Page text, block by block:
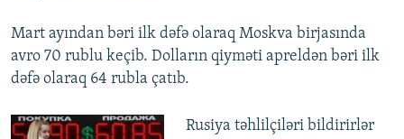
Mart ayından bəri ilk dəfə olaraq Moskva birjasında
avro 70 rublu keçib. Dolların qiyməti apreldən bəri ilk
dəfə olaraq 64 rubla çatıb.
Rusiya təhlilçiləri bildirirlər